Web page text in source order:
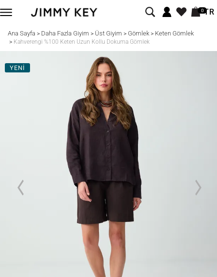
0TR
Ana Sayfa > Daha Fazla Giyim > Üst Giyim > Gömlek> Keten Gömlek
> Kahverengi %100 Keten Uzun Kollu Dokuma Gömlek
YENİ